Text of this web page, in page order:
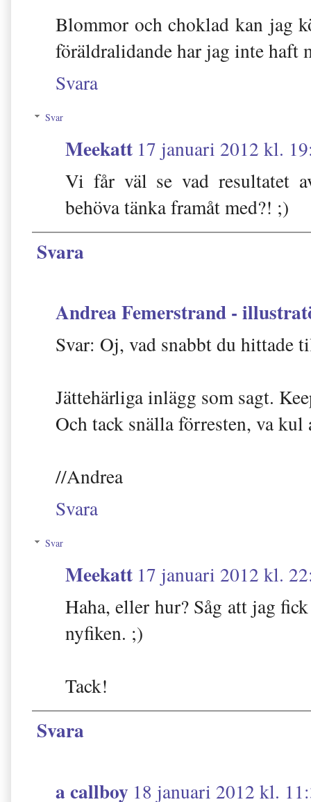
Blommor och choklad kan jag
föräldralidande har jag inte haft
Svara
Svar
Meekatt 17 januari 2012 kl.
Vi får väl se vad resultatet
behöva tänka framåt med?! ;)
Svara
Andrea Femerstrand -
Svar: Oj, vad snabbt du hittade
Jättehärliga inlägg som sagt.
Och tack snälla förresten, va
//Andrea
Svara
Svar
Meekatt 17 januari 2012 kl.
Haha, eller hur? Såg att jag
nyfiken. ;)
Tack!
Svara
a callboy 18 januari 2012 kl.